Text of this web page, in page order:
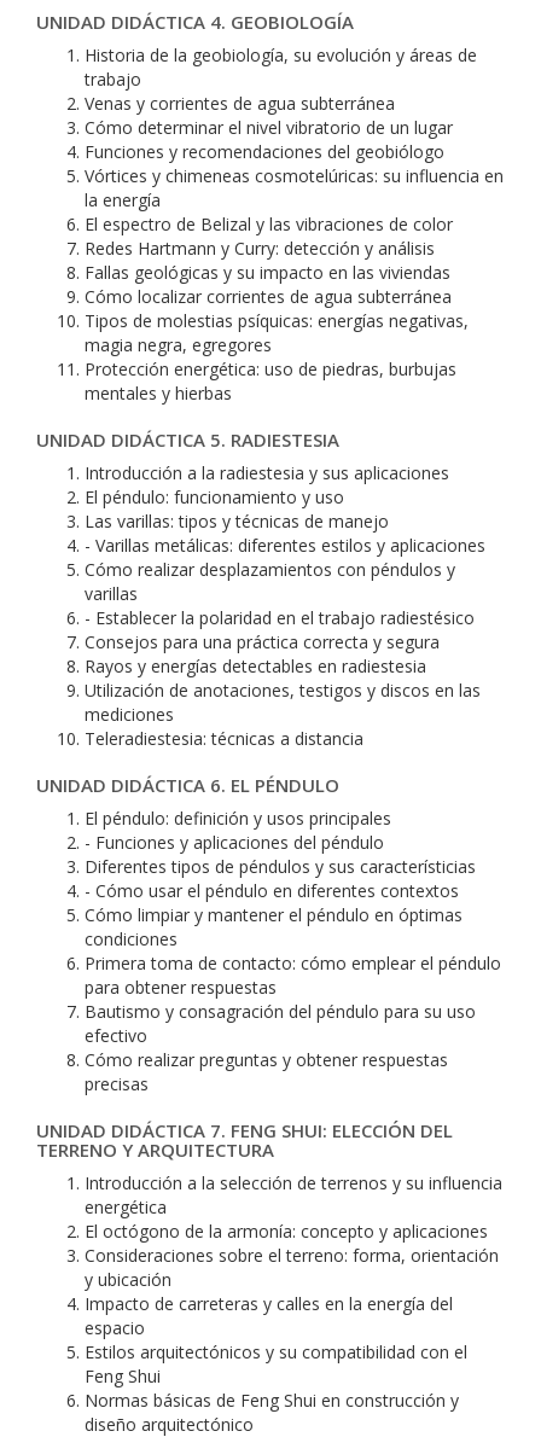
UNIDAD DIDÁCTICA 4. GEOBIOLOGÍA
Historia de la geobiología, su evolución y áreas de
trabajo
Venas y corrientes de agua subterránea
Cómo determinar el nivel vibratorio de un lugar
Funciones y recomendaciones del geobiólogo
Vórtices y chimeneas cosmotelúricas: su influencia en
la energía
El espectro de Belizal y las vibraciones de color
Redes Hartmann y Curry: detección y análisis
Fallas geológicas y su impacto en las viviendas
Cómo localizar corrientes de agua subterránea
Tipos de molestias psíquicas: energías negativas,
magia negra, egregores
Protección energética: uso de piedras, burbujas
mentales y hierbas
UNIDAD DIDÁCTICA 5. RADIESTESIA
Introducción a la radiestesia y sus aplicaciones
El péndulo: funcionamiento y uso
Las varillas: tipos y técnicas de manejo
- Varillas metálicas: diferentes estilos y aplicaciones
Cómo realizar desplazamientos con péndulos y
varillas
- Establecer la polaridad en el trabajo radiestésico
Consejos para una práctica correcta y segura
Rayos y energías detectables en radiestesia
Utilización de anotaciones, testigos y discos en las
mediciones
Teleradiestesia: técnicas a distancia
UNIDAD DIDÁCTICA 6. EL PÉNDULO
El péndulo: definición y usos principales
- Funciones y aplicaciones del péndulo
Diferentes tipos de péndulos y sus característicias
- Cómo usar el péndulo en diferentes contextos
Cómo limpiar y mantener el péndulo en óptimas
condiciones
Primera toma de contacto: cómo emplear el péndulo
para obtener respuestas
Bautismo y consagración del péndulo para su uso
efectivo
Cómo realizar preguntas y obtener respuestas
precisas
UNIDAD DIDÁCTICA 7. FENG SHUI: ELECCIÓN DEL
TERRENO Y ARQUITECTURA
Introducción a la selección de terrenos y su influencia
energética
El octógono de la armonía: concepto y aplicaciones
Consideraciones sobre el terreno: forma, orientación
y ubicación
Impacto de carreteras y calles en la energía del
espacio
Estilos arquitectónicos y su compatibilidad con el
Feng Shui
Normas básicas de Feng Shui en construcción y
diseño arquitectónico